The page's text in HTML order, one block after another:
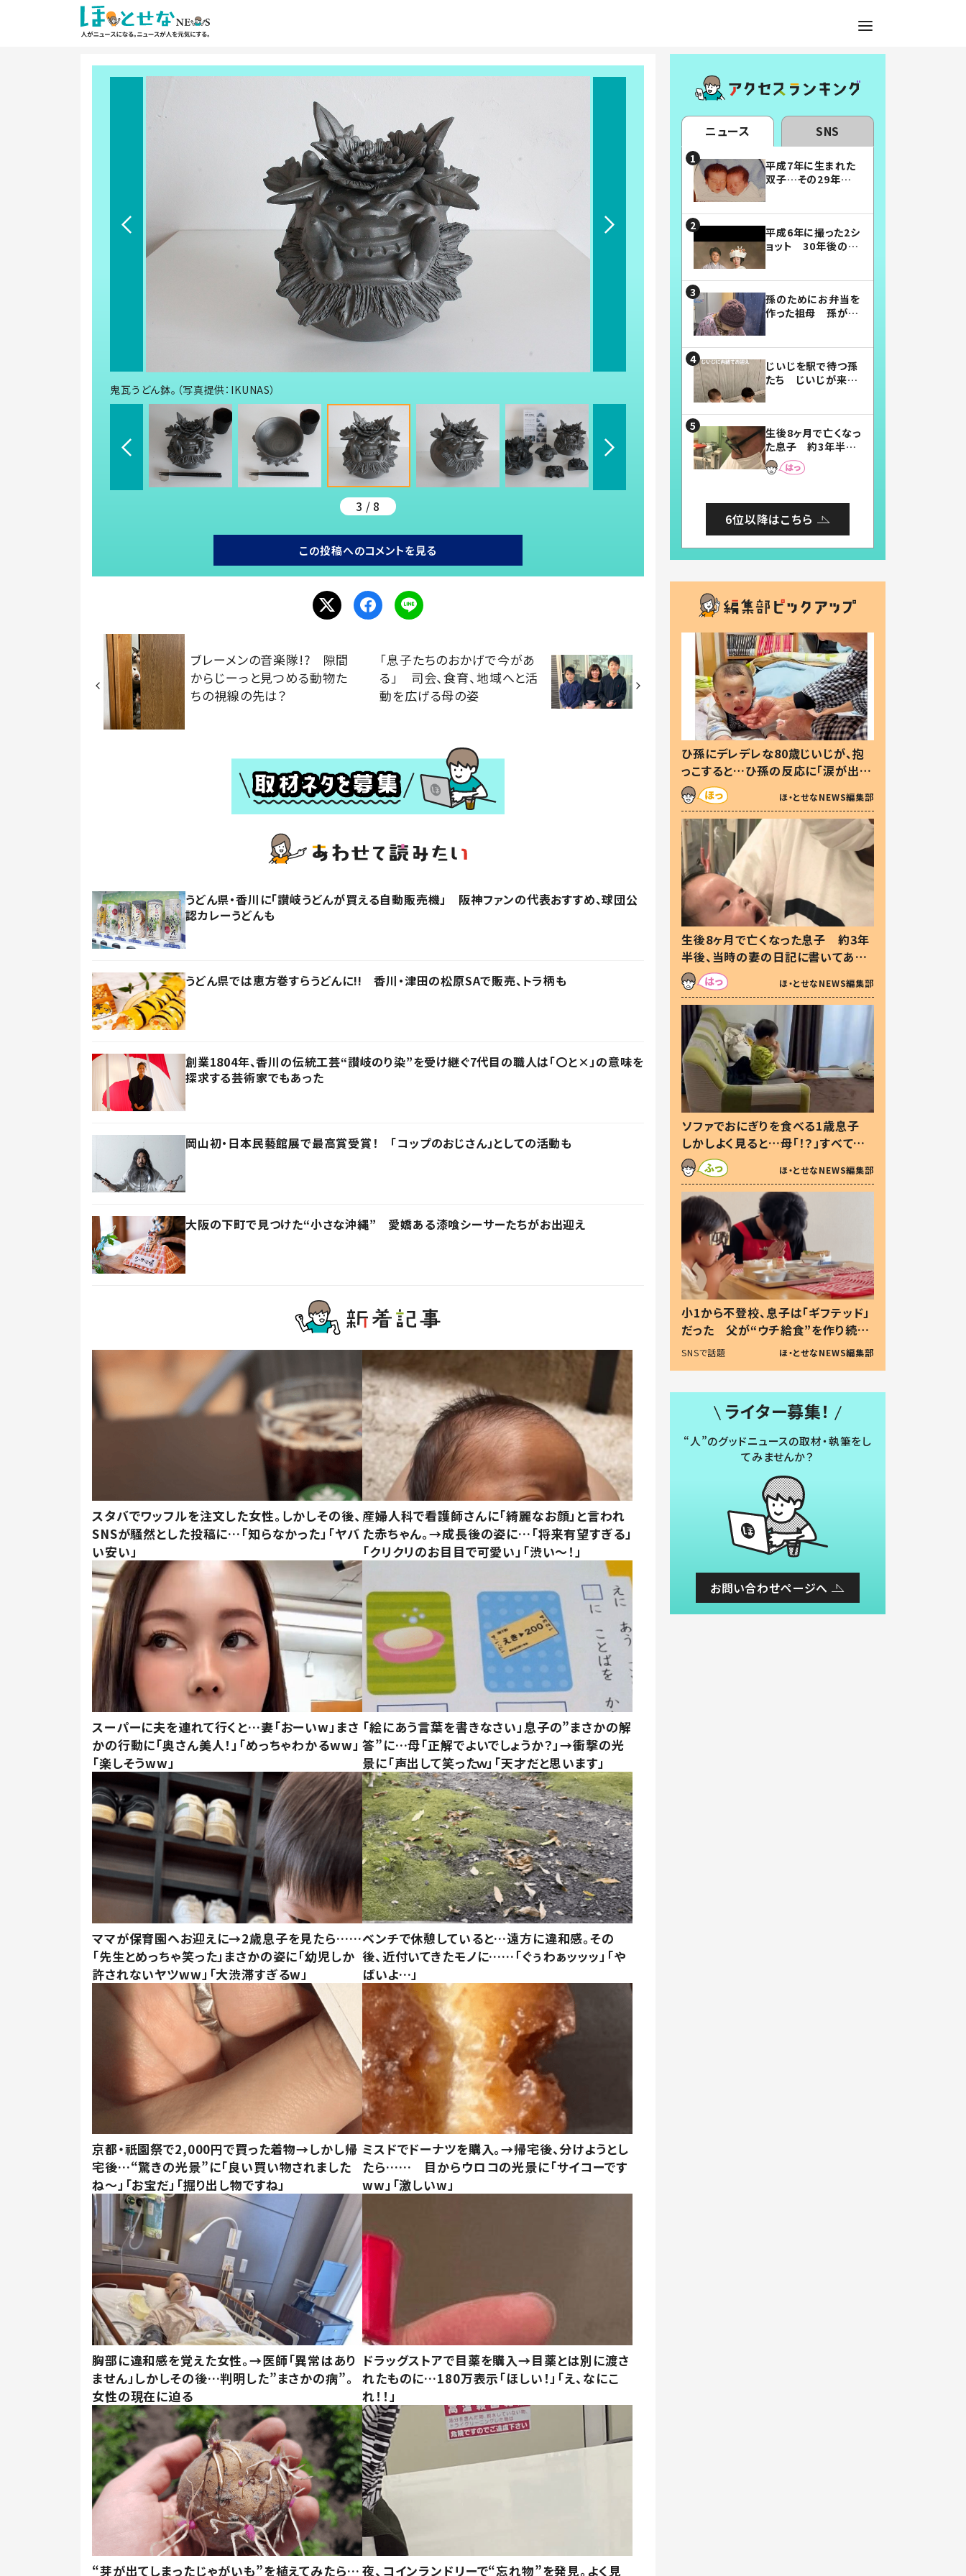
鬼瓦うどん鉢。（写真提供：IKUNAS）
3 / 8
この投稿へのコメントを見る
ブレーメンの音楽隊!? 隙間
からじーっと見つめる動物た
ちの視線の先は？
「息子たちのおかげで今があ
る」 司会、食育、地域へと活
動を広げる母の姿
うどん県・香川に「讃岐うどんが買える自動販売機」 阪神ファンの代表おすすめ、球団公
認カレーうどんも
うどん県では恵方巻すらうどんに!! 香川・津田の松原SAで販売、トラ柄も
創業1804年、香川の伝統工芸“讃岐のり染”を受け継ぐ7代目の職人は「〇と×」の意味を
探求する芸術家でもあった
岡山初・日本民藝館展で最高賞受賞！ 「コップのおじさん」としての活動も
大阪の下町で見つけた“小さな沖縄” 愛嬌ある漆喰シーサーたちがお出迎え
スタバでワッフルを注文した女性。しかしその後、
SNSが騒然とした投稿に…「知らなかった」「ヤバ
い安い」
産婦人科で看護師さんに「綺麗なお顔」と言われ
た赤ちゃん。→成長後の姿に…「将来有望すぎる」
「クリクリのお目目で可愛い」「渋い～！」
スーパーに夫を連れて行くと…妻「おーいw」まさ
かの行動に「奥さん美人！」「めっちゃわかるww」
「楽しそうww」
「絵にあう言葉を書きなさい」息子の”まさかの解
答”に…母「正解でよいでしょうか？」→衝撃の光
景に「声出して笑ったｗ」「天才だと思います」
ママが保育園へお迎えに→2歳息子を見たら……
「先生とめっちゃ笑った」まさかの姿に「幼児しか
許されないヤツww」「大渋滞すぎるw」
ベンチで休憩していると…遠方に違和感。その
後、近付いてきたモノに……「ぐぅわぁッッッ」「や
ばいよ…」
京都・祇園祭で2,000円で買った着物→しかし帰
宅後…“驚きの光景”に「良い買い物されました
ね～」「お宝だ」「掘り出し物ですね」
ミスドでドーナツを購入。→帰宅後、分けようとし
たら…… 目からウロコの光景に「サイコーです
ww」「激しいw」
胸部に違和感を覚えた女性。→医師「異常はあり
ません」しかしその後…判明した”まさかの病”。
女性の現在に迫る
ドラッグストアで目薬を購入→目薬とは別に渡さ
れたものに…180万表示「ほしい！」「え、なにこ
れ！！」
“芽が出てしまったじゃがいも”を植えてみたら… 夜、コインランドリーで“忘れ物”を発見。よく見
ニュース SNS
平成7年に生まれた
双子…その29年後
平成6年に撮った2シ
ョット 30年後の姿
孫のためにお弁当を
作った祖母 孫が絶
じいじを駅で待つ孫
たち じいじが来た
まらない」「幸せにな
れる」
生後8ヶ月で亡くなっ
た息子 約3年半
後、当時の妻の日記
に書いてあった本音
6位以降はこちら
ひ孫にデレデレな80歳じいじが、抱
っこすると…ひ孫の反応に「涙が出ま
した」「可愛くて仕方ない」
ほ・とせなNEWS編集部
生後8ヶ月で亡くなった息子 約3年
半後、当時の妻の日記に書いてあっ
た本音とは
ほ・とせなNEWS編集部
ソファでおにぎりを食べる1歳息子
しかしよく見ると…母「！？」すべてを
察した母の投稿に「可愛いから許
す！」「現行犯〜」
ほ・とせなNEWS編集部
小1から不登校、息子は「ギフテッド」
だった 父が“ウチ給食”を作り続け
る理由とは #令和の親 #令和の子
SNSで話題 ほ・とせなNEWS編集部
ライター募集！
“人”のグッドニュースの取材・執筆をし
てみませんか？
お問い合わせページへ